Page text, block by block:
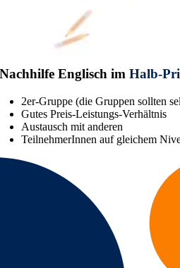
Nachhilfe Englisch imHalb-
2er-Gruppe (die Gruppen sollten
Gutes Preis-Leistungs-Verhältnis
Austausch mit anderen
TeilnehmerInnen auf gleichem